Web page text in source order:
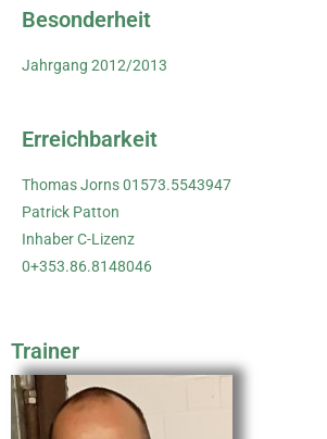
Besonderheit
Jahrgang 2012/2013
Erreichbarkeit
Thomas Jorns 01573.5543947
Patrick Patton
Inhaber C-Lizenz
0+353.86.8148046
Trainer